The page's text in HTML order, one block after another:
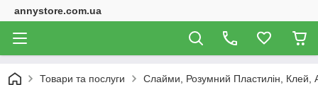
annystore.com.ua
Товари та послуги Слайми, Розумний Пластилін, Клей,